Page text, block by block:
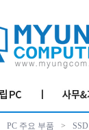
PC 주요 부품 > SSD